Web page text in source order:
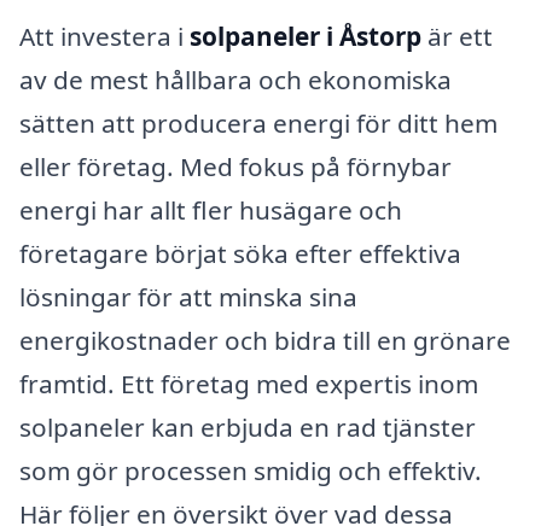
Att investera i solpaneler i Åstorp är ett
av de mest hållbara och ekonomiska
sätten att producera energi för ditt hem
eller företag. Med fokus på förnybar
energi har allt fler husägare och
företagare börjat söka efter effektiva
lösningar för att minska sina
energikostnader och bidra till en grönare
framtid. Ett företag med expertis inom
solpaneler kan erbjuda en rad tjänster
som gör processen smidig och effektiv.
Här följer en översikt över vad dessa